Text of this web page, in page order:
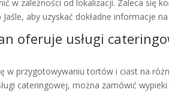
w zależności od lokalizacji. Zaleca się
aby uzyskać dokładne informacje
oferuje usługi
w przygotowywaniu tortów i ciast na
cateringowej, można zamówić